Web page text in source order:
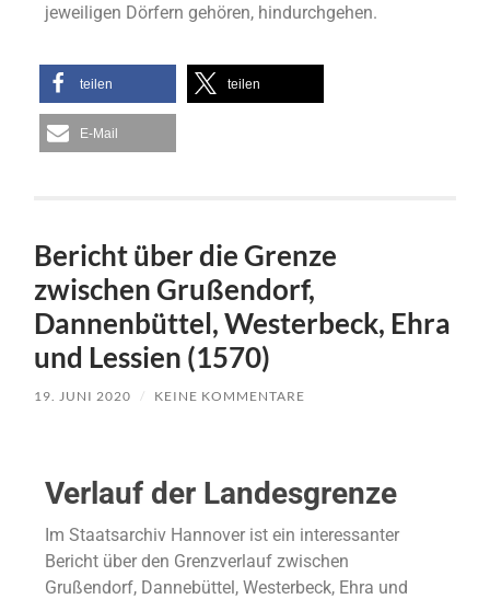
jeweiligen Dörfern gehören, hindurchgehen.
teilen teilen
E-Mail
Bericht über die Grenze
zwischen Grußendorf,
Dannenbüttel, Westerbeck, Ehra
und Lessien (1570)
19. JUNI 2020 / KEINE KOMMENTARE
Verlauf der Landesgrenze
Im Staatsarchiv Hannover ist ein interessanter
Bericht über den Grenzverlauf zwischen
Grußendorf, Dannebüttel, Westerbeck, Ehra und